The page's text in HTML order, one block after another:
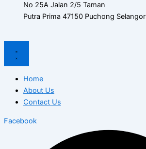
No 25A Jalan 2/5 Taman
Putra Prima 47150 Puchong Selangor
Home
About Us
Contact Us
Facebook